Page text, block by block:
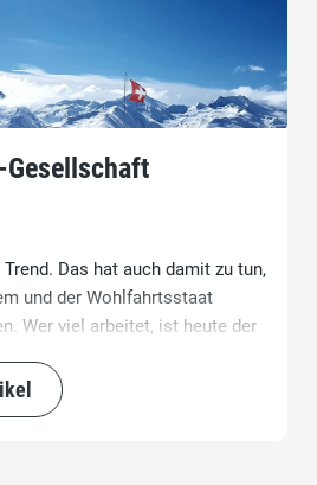
Das hat auch damit zu tun,
und der Wohlfahrtsstaat
Wer viel arbeitet, ist heute der